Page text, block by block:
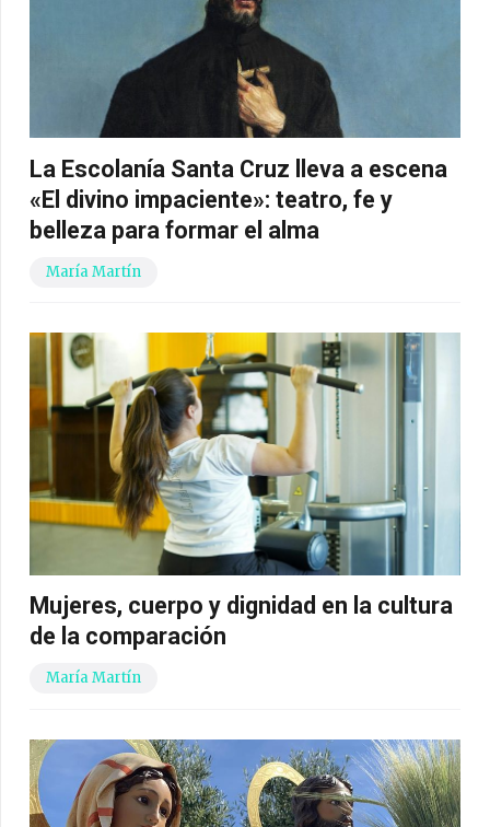
La Escolanía Santa Cruz lleva a escena
«El divino impaciente»: teatro, fe y
belleza para formar el alma
María Martín
Mujeres, cuerpo y dignidad en la cultura
de la comparación
María Martín